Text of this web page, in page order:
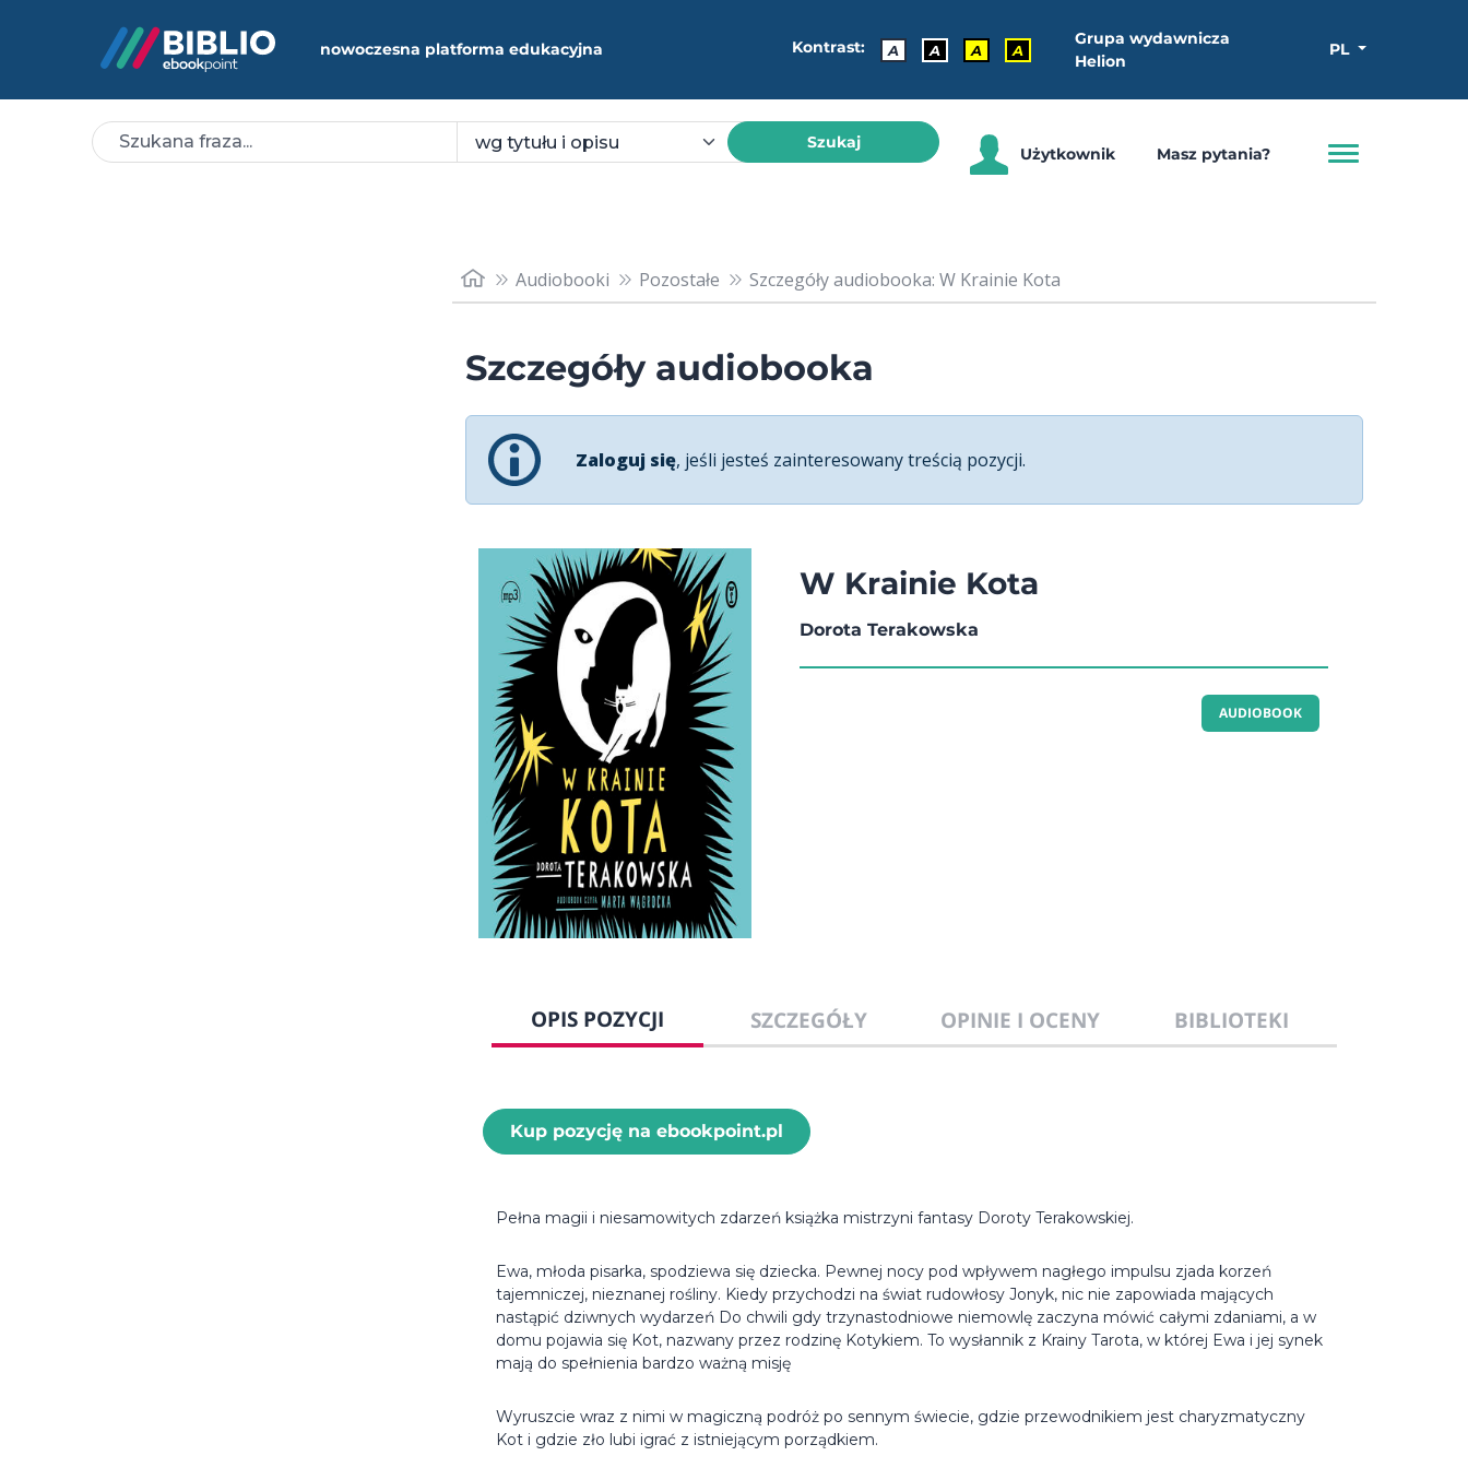
nowoczesna platforma edukacyjna Kontrast: A A A A
Grupa wydawnicza
Helion
PL
Szukaj
Użytkownik Masz pytania?
Audiobooki Pozostałe Szczegóły audiobooka: W Krainie Kota
Szczegóły audiobooka
Zaloguj się, jeśli jesteś zainteresowany treścią pozycji.
W Krainie Kota
Dorota Terakowska
AUDIOBOOK
OPIS POZYCJI SZCZEGÓŁY OPINIE I OCENY BIBLIOTEKI
Kup pozycję na ebookpoint.pl
Pełna magii i niesamowitych zdarzeń książka mistrzyni fantasy Doroty Terakowskiej.
Ewa, młoda pisarka, spodziewa się dziecka. Pewnej nocy pod wpływem nagłego impulsu zjada korzeń
tajemniczej, nieznanej rośliny. Kiedy przychodzi na świat rudowłosy Jonyk, nic nie zapowiada mających
nastąpić dziwnych wydarzeń Do chwili gdy trzynastodniowe niemowlę zaczyna mówić całymi zdaniami, a w
domu pojawia się Kot, nazwany przez rodzinę Kotykiem. To wysłannik z Krainy Tarota, w której Ewa i jej synek
mają do spełnienia bardzo ważną misję
Wyruszcie wraz z nimi w magiczną podróż po sennym świecie, gdzie przewodnikiem jest charyzmatyczny
Kot i gdzie zło lubi igrać z istniejącym porządkiem.